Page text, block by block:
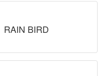
RAIN BIRD